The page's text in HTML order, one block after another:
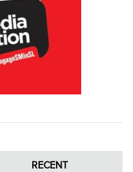
RECENT